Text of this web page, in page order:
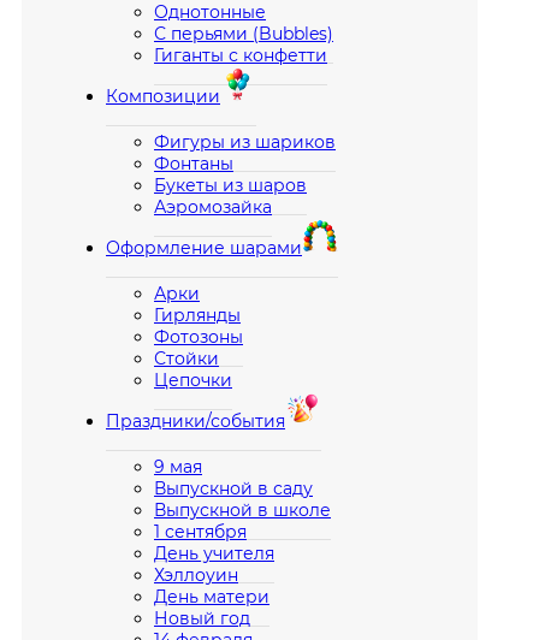
Однотонные
С перьями (Bubbles)
Гиганты с конфетти
Композиции
Фигуры из шариков
Фонтаны
Букеты из шаров
Аэромозайка
Оформление шарами
Арки
Гирлянды
Фотозоны
Стойки
Цепочки
Праздники/события
9 мая
Выпускной в саду
Выпускной в школе
1 сентября
День учителя
Хэллоуин
День матери
Новый год